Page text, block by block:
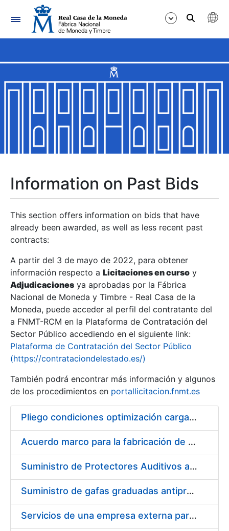
Navigation
Show/Hide
Show/Hide
Show/Hide
Show/Hide
Show/Hide
Show/Hide
Information on Past Bids
This section offers information on bids that have
already been awarded, as well as less recent past
contracts:
A partir del 3 de mayo de 2022, para obtener
información respecto a Licitaciones en curso y
Adjudicaciones ya aprobadas por la Fábrica
Nacional de Moneda y Timbre - Real Casa de la
Moneda, puede acceder al perfil del contratante del
a FNMT-RCM en la Plataforma de Contratación del
Sector Público accediendo en el siguiente link:
Plataforma de Contratación del Sector Público
(https://contrataciondelestado.es/)
También podrá encontrar más información y algunos
de los procedimientos en portallicitacion.fnmt.es
Pliego condiciones optimización cargas compras firmado
Acuerdo marco para la fabricación de piezas
Suministro de Protectores Auditivos a medida para las personas trabajadoras de los Centros de Trabajo de Madrid y Burgos
Suministro de gafas graduadas antiproyecciones para los trabajadores de la FNMT-RCM en los centros de trabajo de Madrid y Burgos
Servicios de una empresa externa para el asesoramiento y resolución de los recursos de alzada que se presentan relacionados con procesos de selección para la FNMT-RCM